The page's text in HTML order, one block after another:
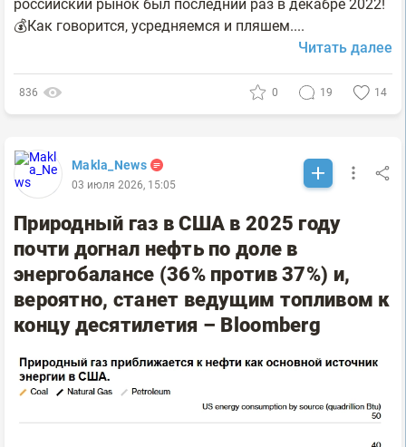
российский рынок был последний раз в декабре 2022!
💰Как говорится, усредняемся и пляшем....
Читать далее
836 0 19 14
Makla_News
03 июля 2026, 15:05
Природный газ в США в 2025 году
почти догнал нефть по доле в
энергобалансе (36% против 37%) и,
вероятно, станет ведущим топливом к
концу десятилетия – Bloomberg